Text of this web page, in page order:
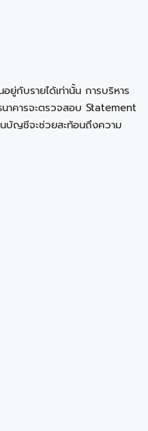
ยู่กับรายได้เท่านั้น การบริหาร
าคารจะตรวจสอบ Statement
บัญชีจะช่วยสะท้อนถึงความ